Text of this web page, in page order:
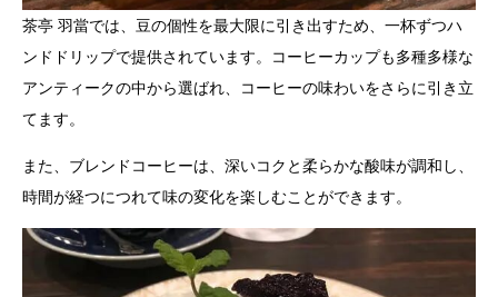
茶亭 羽當では、豆の個性を最大限に引き出すため、一杯ずつハ
ンドドリップで提供されています。コーヒーカップも多種多様な
アンティークの中から選ばれ、コーヒーの味わいをさらに引き立
てます。
また、ブレンドコーヒーは、深いコクと柔らかな酸味が調和し、
時間が経つにつれて味の変化を楽しむことができます。